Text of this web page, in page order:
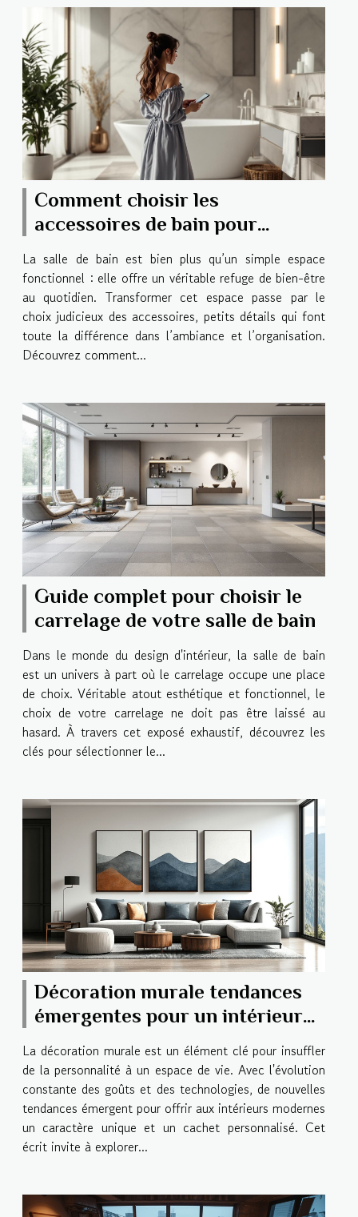
chaudières et les pompes à
chaleur, gagnent en...
Comment choisir les
accessoires de bain pour
transformer votre salle de bain
La salle de bain est bien plus qu’un simple espace
fonctionnel : elle offre un véritable refuge de bien-être
au quotidien. Transformer cet espace passe par le
choix judicieux des accessoires, petits détails qui font
toute la différence dans l’ambiance et l’organisation.
Découvrez comment...
Guide complet pour choisir le
carrelage de votre salle de bain
Dans le monde du design d'intérieur, la salle de bain
est un univers à part où le carrelage occupe une place
de choix. Véritable atout esthétique et fonctionnel, le
choix de votre carrelage ne doit pas être laissé au
hasard. À travers cet exposé exhaustif, découvrez les
clés pour sélectionner le...
Décoration murale tendances
émergentes pour un intérieur
moderne et personnalisé
La décoration murale est un élément clé pour insuffler
de la personnalité à un espace de vie. Avec l'évolution
constante des goûts et des technologies, de nouvelles
tendances émergent pour offrir aux intérieurs modernes
un caractère unique et un cachet personnalisé. Cet
écrit invite à explorer...